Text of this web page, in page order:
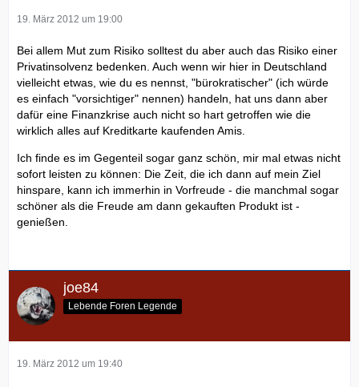
19. März 2012 um 19:00
Bei allem Mut zum Risiko solltest du aber auch das Risiko einer
Privatinsolvenz bedenken. Auch wenn wir hier in Deutschland
vielleicht etwas, wie du es nennst, "bürokratischer" (ich würde
es einfach "vorsichtiger" nennen) handeln, hat uns dann aber
dafür eine Finanzkrise auch nicht so hart getroffen wie die
wirklich alles auf Kreditkarte kaufenden Amis.
Ich finde es im Gegenteil sogar ganz schön, mir mal etwas nicht
sofort leisten zu können: Die Zeit, die ich dann auf mein Ziel
hinspare, kann ich immerhin in Vorfreude - die manchmal sogar
schöner als die Freude am dann gekauften Produkt ist -
genießen.
joe84
Lebende Foren Legende
19. März 2012 um 19:40